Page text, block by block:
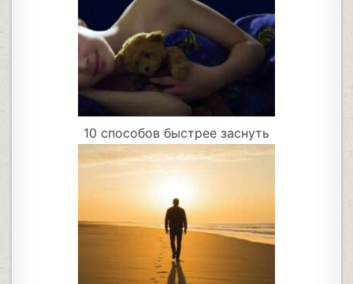
10 способов быстрее заснуть